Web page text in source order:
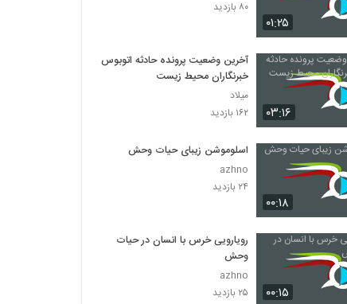
۰۱:۲۵
۸۰ بازدید
۰۳:۱۶
آخرین وضعیت پرونده حادثه اتوبوس
خبرنگاران محیط زیست
میلاد
۱۶۲ بازدید
۰۰:۱۸
اسلوموشن زیبای حیات وحش
azhno
۲۴ بازدید
۰۰:۱۵
رویارویی خرس با انسان در حیات
وحش
azhno
۲۵ بازدید